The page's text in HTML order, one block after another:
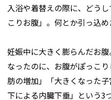
入浴や着替えの際に、どう
こりお腹」。何とか引っ込め
妊娠中に大きく膨らんだお
なったのに、お腹がぽっこ
肪の増加」「大きくなった
下による内臓下垂」という3